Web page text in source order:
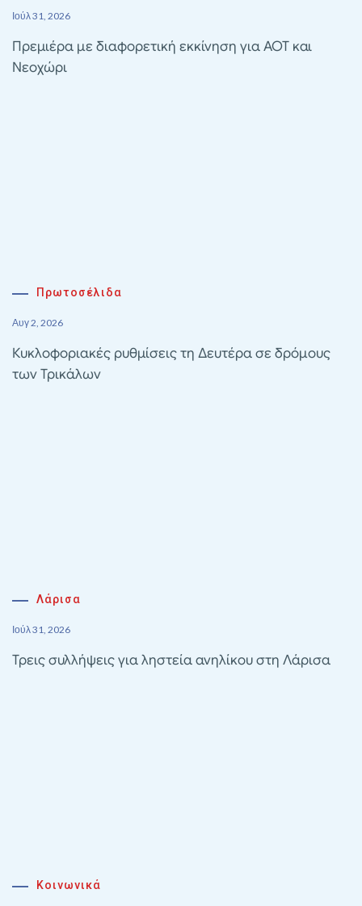
Ιούλ 31, 2026
Πρεμιέρα με διαφορετική εκκίνηση για ΑΟΤ και
Νεοχώρι
Πρωτοσέλιδα
Αυγ 2, 2026
Κυκλοφοριακές ρυθμίσεις τη Δευτέρα σε δρόμους
των Τρικάλων
Λάρισα
Ιούλ 31, 2026
Τρεις συλλήψεις για ληστεία ανηλίκου στη Λάρισα
Κοινωνικά